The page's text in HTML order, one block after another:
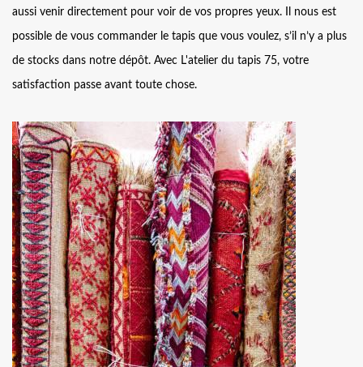
aussi venir directement pour voir de vos propres yeux. Il nous est
possible de vous commander le tapis que vous voulez, s’il n’y a plus
de stocks dans notre dépôt. Avec L'atelier du tapis 75, votre
satisfaction passe avant toute chose.